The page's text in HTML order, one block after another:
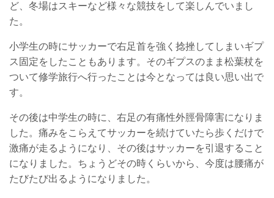
ど、冬場はスキーなど様々な競技をして楽しんでいまし
た。
小学生の時にサッカーで右足首を強く捻挫してしまいギプ
ス固定をしたこともあります。そのギプスのまま松葉杖を
ついて修学旅行へ行ったことは今となっては良い思い出で
す。
その後は中学生の時に、右足の有痛性外脛骨障害になりま
した。痛みをこらえてサッカーを続けていたら歩くだけで
激痛が走るようになり、その後はサッカーを引退すること
になりました。ちょうどその時くらいから、今度は腰痛が
たびたび出るようになりました。